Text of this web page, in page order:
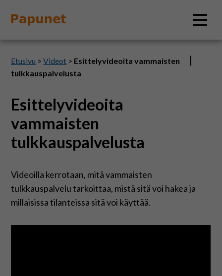
Tietoa
Materiaalit
Saavutettavuus
På svenska
Etusivu >Videot > Esittelyvideoita vammaisten
tulkkauspalvelusta
Esittelyvideoita
vammaisten
tulkkauspalvelusta
Videoilla kerrotaan, mitä vammaisten
tulkkauspalvelu tarkoittaa, mistä sitä voi hakea ja
millaisissa tilanteissa sitä voi käyttää.